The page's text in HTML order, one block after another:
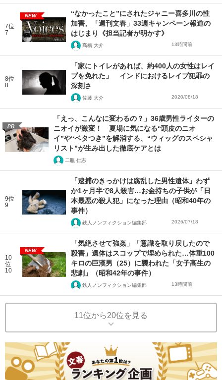
7位
7
NEW
“なかったこと”にされたジャニー喜多川の性
加害、「週刊文春」33週キャンペーン報道の
はじまり《担当記者が明かす》
髙橋 大介 13時間前
8位
8
「家にトイレがあれば、約400人の女性はレイ
プを免れた」 インドにおけるレイプ犯罪の
深刻さ
佐藤 大介 2020/08/18
PR
「えっ、こんなに変わるの？」36歳男性ライターの
ニオイが激変！ 夏場に気になる“頭皮のニオ
イ”や“ベタつき”を解消する、“ウィッグのスペシャ
リスト”が生み出した徹底ケアとは
二瓶 仁志
9位
9
「逮捕のきっかけは腐乱した男性遺体」わず
か1ヶ月半で8人殺害…お金持ちの子供が「日
本最悪の殺人犯」になった理由（昭和40年の
事件）
鉄人ノンフィクション編集部 2026/07/18
10
位
10
NEW
「気絶させて強姦」「意識を取り戻したので
殺害」遺体はスコップで埋められた…体重100
キロの巨漢男（25）に襲われた「女子高生の
悲劇」（昭和42年の事件）
鉄人ノンフィクション編集部 13時間前
11位から20位を見る